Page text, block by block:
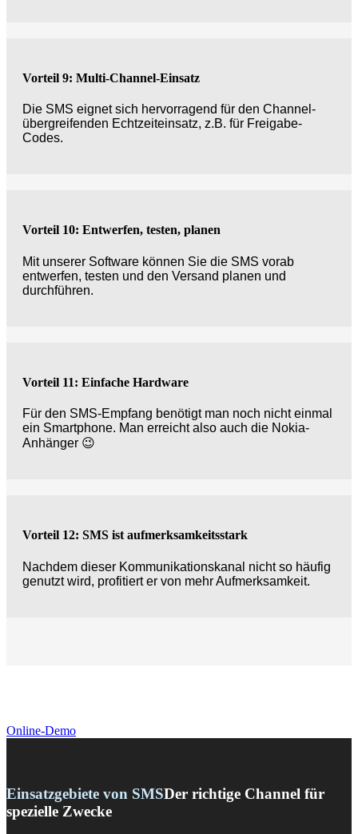
Vorteil 9: Multi-Channel-Einsatz
Die SMS eignet sich hervorragend für den Channel-
übergreifenden Echtzeiteinsatz, z.B. für Freigabe-
Codes.
Vorteil 10: Entwerfen, testen, planen
Mit unserer Software können Sie die SMS vorab
entwerfen, testen und den Versand planen und
durchführen.
Vorteil 11: Einfache Hardware
Für den SMS-Empfang benötigt man noch nicht einmal
ein Smartphone. Man erreicht also auch die Nokia-
Anhänger 😉
Vorteil 12: SMS ist aufmerksamkeitsstark
Nachdem dieser Kommunikationskanal nicht so häufig
genutzt wird, profitiert er von mehr Aufmerksamkeit.
Online-Demo
Einsatzgebiete von SMSDer richtige Channel für
spezielle Zwecke